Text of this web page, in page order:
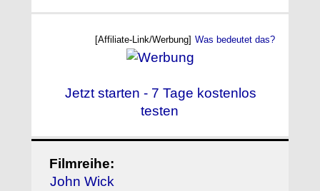
[Affiliate-Link/Werbung] Was bedeutet das?
Jetzt starten - 7 Tage kostenlos
testen
Filmreihe:
John Wick